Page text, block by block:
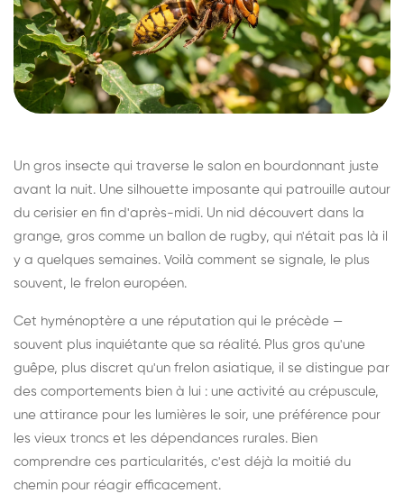
Un gros insecte qui traverse le salon en bourdonnant juste
avant la nuit. Une silhouette imposante qui patrouille autour
du cerisier en fin d'après-midi. Un nid découvert dans la
grange, gros comme un ballon de rugby, qui n'était pas là il
y a quelques semaines. Voilà comment se signale, le plus
souvent, le frelon européen.
Cet hyménoptère a une réputation qui le précède —
souvent plus inquiétante que sa réalité. Plus gros qu'une
guêpe, plus discret qu'un frelon asiatique, il se distingue par
des comportements bien à lui : une activité au crépuscule,
une attirance pour les lumières le soir, une préférence pour
les vieux troncs et les dépendances rurales. Bien
comprendre ces particularités, c'est déjà la moitié du
chemin pour réagir efficacement.